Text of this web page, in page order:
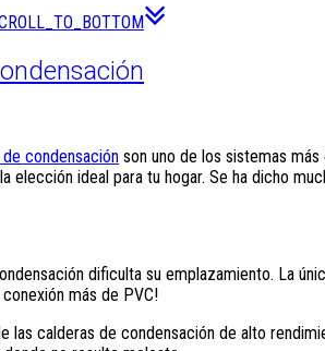
condensación son uno de los sistemas
elección ideal para tu hogar. Se ha dicho
dificulta su emplazamiento. La
más de PVC!
las calderas de condensación de alto